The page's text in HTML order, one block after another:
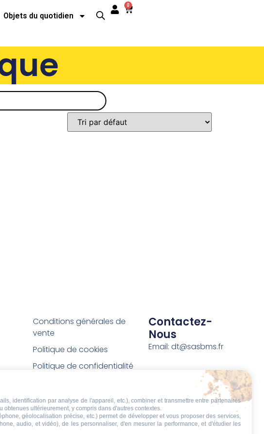
Objets du quotidien
0
Conditions générales de
vente
Politique de cookies
Politique de confidentialité
Conditions de retour et de
remboursement
Droit de rétractation
Contactez-
Nous
Email: dt@sasbms.fr
identification par analyse de l'appareil, etc.), combiner et transmettre entre partenaires
ultérieurement, y compris dans d'autres contextes.
géolocalisation précise, etc.) permet de développer et vous proposer des services,
audio, et vidéo), de les personnaliser, d'en mesurer la performance, et d'étudier les